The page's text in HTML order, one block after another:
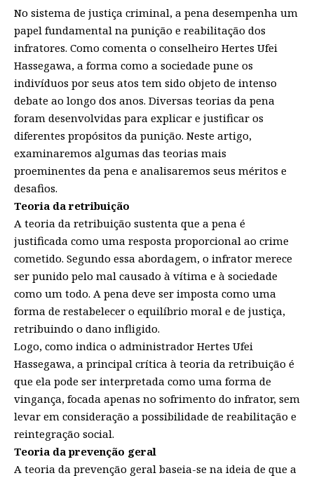
No sistema de justiça criminal, a pena desempenha um
papel fundamental na punição e reabilitação dos
infratores. Como comenta o conselheiro Hertes Ufei
Hassegawa, a forma como a sociedade pune os
indivíduos por seus atos tem sido objeto de intenso
debate ao longo dos anos. Diversas teorias da pena
foram desenvolvidas para explicar e justificar os
diferentes propósitos da punição. Neste artigo,
examinaremos algumas das teorias mais
proeminentes da pena e analisaremos seus méritos e
desafios.
Teoria da retribuição
A teoria da retribuição sustenta que a pena é
justificada como uma resposta proporcional ao crime
cometido. Segundo essa abordagem, o infrator merece
ser punido pelo mal causado à vítima e à sociedade
como um todo. A pena deve ser imposta como uma
forma de restabelecer o equilíbrio moral e de justiça,
retribuindo o dano infligido.
Logo, como indica o administrador Hertes Ufei
Hassegawa, a principal crítica à teoria da retribuição é
que ela pode ser interpretada como uma forma de
vingança, focada apenas no sofrimento do infrator, sem
levar em consideração a possibilidade de reabilitação e
reintegração social.
Teoria da prevenção geral
A teoria da prevenção geral baseia-se na ideia de que a